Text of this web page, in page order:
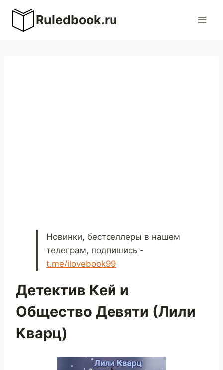
Перейти
содержимому
Ruledbook.ru
Новинки, бестселлеры в нашем
телеграм, подпишись -
t.me/ilovebook99
Детектив Кей и
Общество Девяти (Лили
Кварц)